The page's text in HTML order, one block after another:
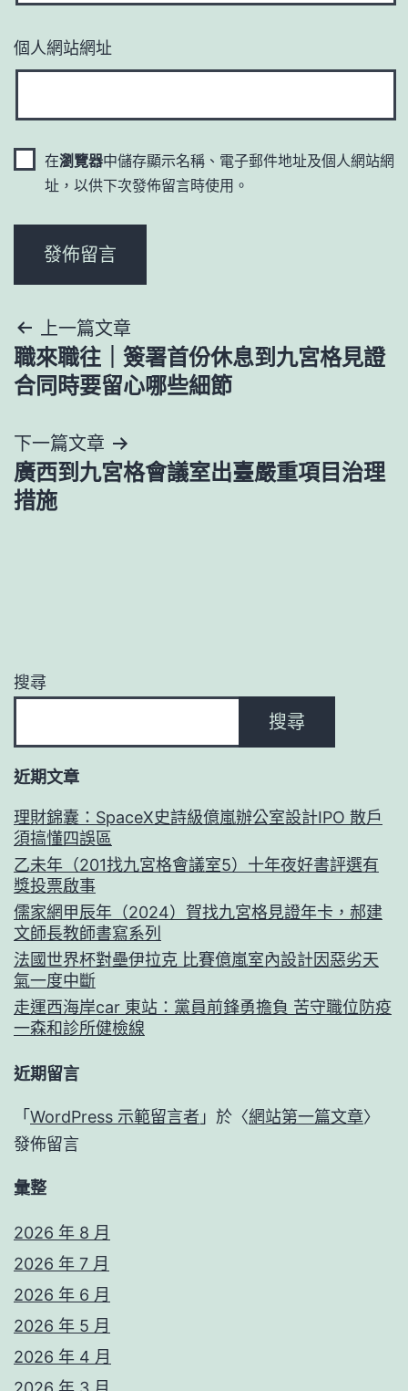
個人網站網址
在瀏覽器中儲存顯示名稱、電子郵件地址及個人網站網
址，以供下次發佈留言時使用。
文
章
覽
上一篇文章
職來職往｜簽署首份休息到九宮格見證
合同時要留心哪些細節
下一篇文章
廣西到九宮格會議室出臺嚴重項目治理
措施
搜尋
搜尋
近期文章
理財錦囊：SpaceX史詩級億嵐辦公室設計IPO 散戶
須搞懂四誤區
乙未年（201找九宮格會議室5）十年夜好書評選有
獎投票啟事
儒家網甲辰年（2024）賀找九宮格見證年卡，郝建
文師長教師書寫系列
法國世界杯對壘伊拉克 比賽億嵐室內設計因惡劣天
氣一度中斷
走運西海岸car 東站：黨員前鋒勇擔負 苦守職位防疫
一森和診所健檢線
近期留言
「 WordPress 示範留言者 」於〈網站第一篇文章〉
發佈留言
彙整
2026 年 8 月
2026 年 7 月
2026 年 6 月
2026 年 5 月
2026 年 4 月